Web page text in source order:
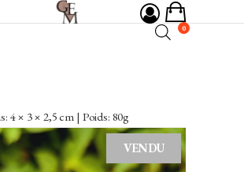
0
4 × 3 × 2,5 cm | Poids: 80g
VENDU